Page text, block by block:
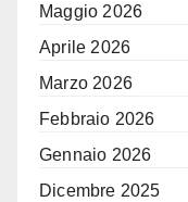
Maggio 2026
Aprile 2026
Marzo 2026
Febbraio 2026
Gennaio 2026
Dicembre 2025